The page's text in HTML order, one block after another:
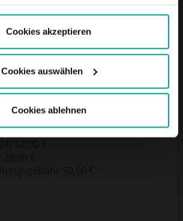
indem Sie auf die
klicken. Weitere
Sie in der Cookie-Richtlinie.
Cookies akzeptieren
Cookies auswählen
Cookies ablehnen
0 m
Preis 30 Min bis 1 h 1€
Stunde 1,00 €
begann. 1,50 €